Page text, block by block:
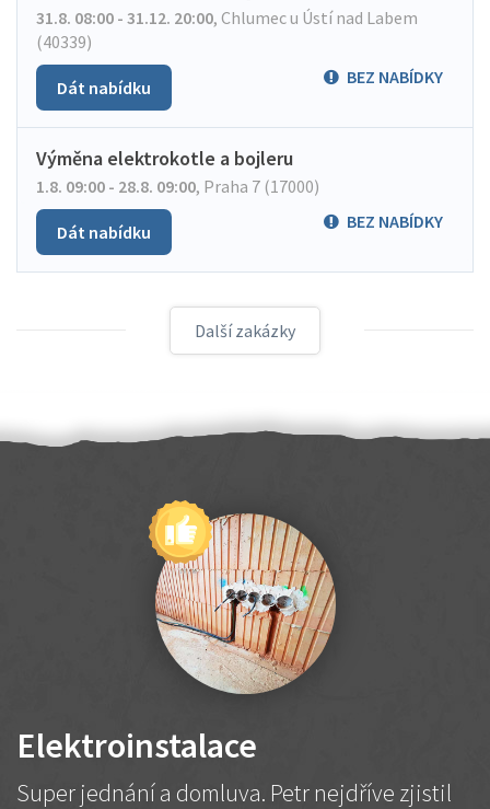
31.8. 08:00 - 31.12. 20:00, Chlumec u Ústí nad Labem
(40339)
BEZ NABÍDKY
Dát nabídku
Výměna elektrokotle a bojleru
1.8. 09:00 - 28.8. 09:00, Praha 7 (17000)
BEZ NABÍDKY
Dát nabídku
Další zakázky
Elektroinstalace
Super jednání a domluva. Petr nejdříve zjistil